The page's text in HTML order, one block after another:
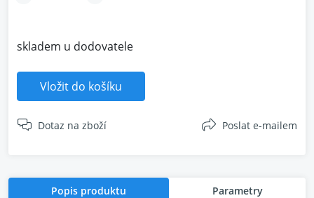
skladem u dodovatele
Vložit do košíku
Dotaz na zboží Poslat e-mailem
Popis produktu Parametry